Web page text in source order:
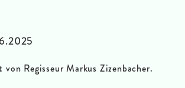
von Regisseur Markus Zizenbacher.